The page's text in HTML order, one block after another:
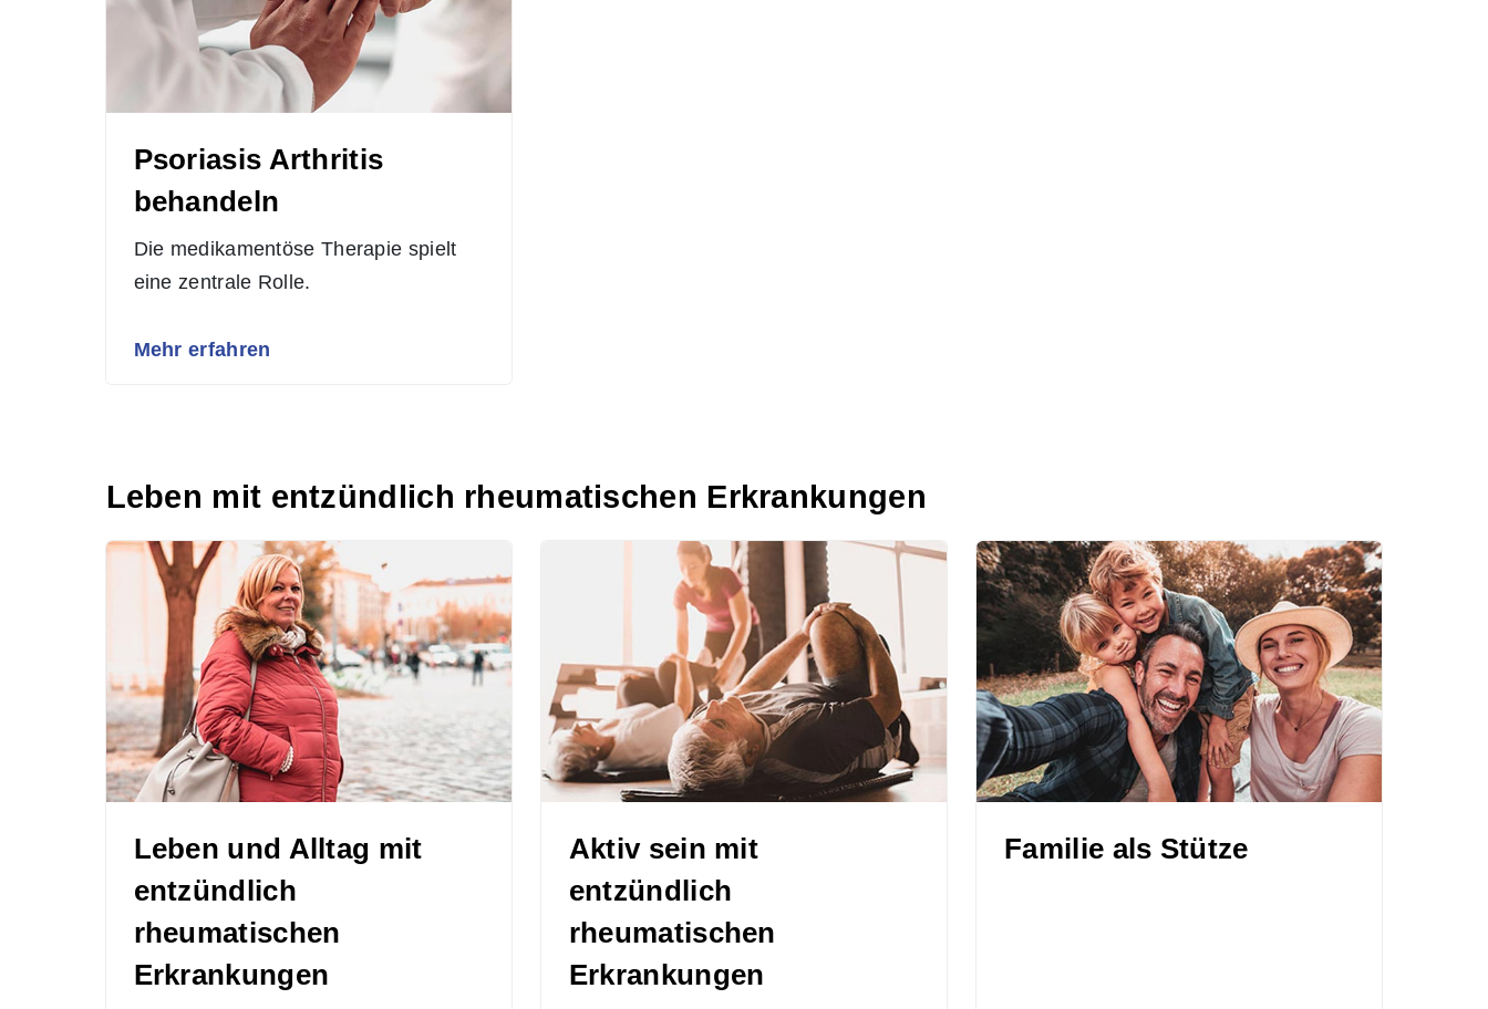
Psoriasis Arthritis
behandeln
Die medikamentöse Therapie spielt
eine zentrale Rolle.
Mehr erfahren
Leben mit entzündlich rheumatischen Erkrankungen
Leben und Alltag mit
entzündlich
rheumatischen
Erkrankungen
Aktiv sein mit
entzündlich
rheumatischen
Erkrankungen
Familie als Stütze